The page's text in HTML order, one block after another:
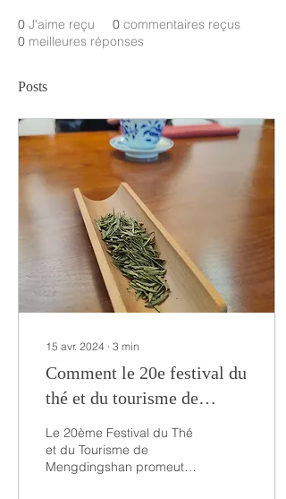
0 J'aime reçu 0 commentaires reçus
0 meilleures réponses
Posts
15 avr. 2024 ∙ 3 min
Comment le 20e festival du
thé et du tourisme de
renforcer le lien entre le
thé et le tourisme en Chine
Le 20ème Festival du Thé
et du Tourisme de
Mengdingshan promeut la